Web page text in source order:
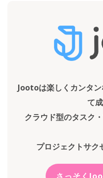
Jootoは楽しくカンタ
て
クラウド型のタスク
プロジェクトサク